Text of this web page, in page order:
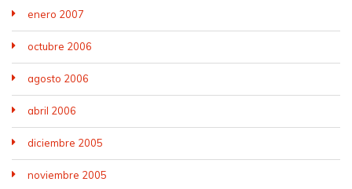
enero 2007
octubre 2006
agosto 2006
abril 2006
diciembre 2005
noviembre 2005